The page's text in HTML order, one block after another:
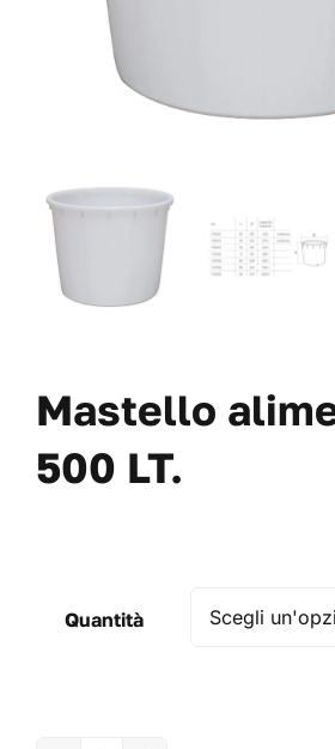
VAI AL PREVENTIVO
Mastello
500 LT.
Quantità